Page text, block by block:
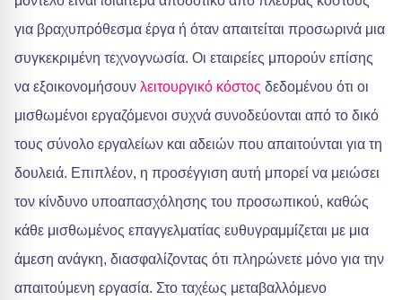
για βραχυπρόθεσμα έργα ή όταν απαιτείται προσωρινά μια
συγκεκριμένη τεχνογνωσία. Οι εταιρείες μπορούν επίσης
να εξοικονομήσουν λειτουργικό κόστος δεδομένου ότι οι
μισθωμένοι εργαζόμενοι συχνά συνοδεύονται από το δικό
τους σύνολο εργαλείων και αδειών που απαιτούνται για τη
δουλειά. Επιπλέον, η προσέγγιση αυτή μπορεί να μειώσει
τον κίνδυνο υποαπασχόλησης του προσωπικού, καθώς
κάθε μισθωμένος επαγγελματίας ευθυγραμμίζεται με μια
άμεση ανάγκη, διασφαλίζοντας ότι πληρώνετε μόνο για την
απαιτούμενη εργασία. Στο ταχέως μεταβαλλόμενο